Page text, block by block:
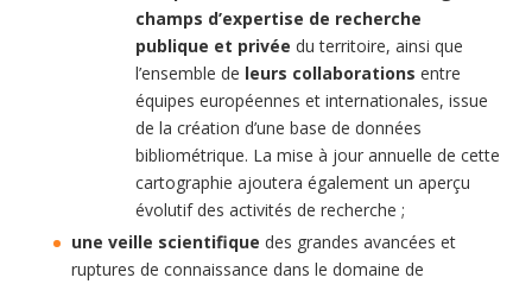
champs d’expertise de recherche
publique et privée du territoire, ainsi que
l’ensemble de leurs collaborations entre
équipes européennes et internationales, issue
de la création d’une base de données
bibliométrique. La mise à jour annuelle de cette
cartographie ajoutera également un aperçu
évolutif des activités de recherche ;
une veille scientifique des grandes avancées et
ruptures de connaissance dans le domaine de